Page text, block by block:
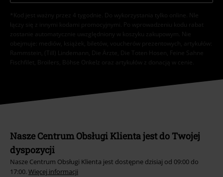
*Kod jest ważny przez 4 tygodnie. Do wykorzystania tylko online. NIe
łączy się z innymi kodami promocyjnymi. Po wprowadzeniu kodu rabat
zostanie automatycznie uwzględniony w koszyku zakupowym. Nie
obejmuje: mediów, książek, biletów, voucherów prezentowych, artykułów:
Rammstein, (Till) Lindemann, Die Ärzte, Die Toten Hosen, Feine Sahne
Fischfilet, Broilers, Böhse Onkelz oraz artykułów z donacją w cenie.
Nasze Centrum Obsługi Klienta jest do Twojej
dyspozycji
Nasze Centrum Obsługi Klienta jest dostępne dzisiaj od 09:00 do
17:00. Więcej informacji